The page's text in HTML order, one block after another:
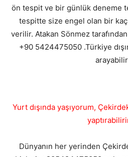
ön tespit ve bir günlük deneme
tespitte size engel olan bir
verilir. Atakan Sönmez tarafından
+90 5424475050 .Türkiye
Yurt dışında yaşıyorum,
Dünyanın her yerinden